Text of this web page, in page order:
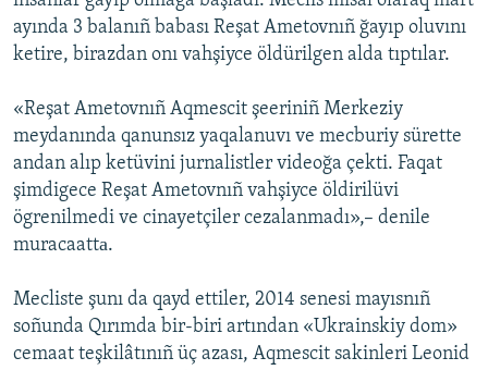
ayında 3 balanıñ babası Reşat Ametovnıñ ğayıp oluvını
ketire, birazdan onı vahşiyce öldürilgen alda tıptılar.
«Reşat Ametovnıñ Aqmescit şeeriniñ Merkeziy
meydanında qanunsız yaqalanuvı ve mecburiy sürette
andan alıp ketüvini jurnalistler videoğa çekti. Faqat
şimdigece Reşat Ametovnıñ vahşiyce öldirilüvi
ögrenilmedi ve cinayetçiler cezalanmadı»,– denile
muracaattа.
Mecliste şunı da qayd ettiler, 2014 senesi mayısnıñ
soñunda Qırımda bir-biri artından «Ukrainskiy dom»
cemaat teşkilâtınıñ üç azası, Aqmescit sakinleri Leonid